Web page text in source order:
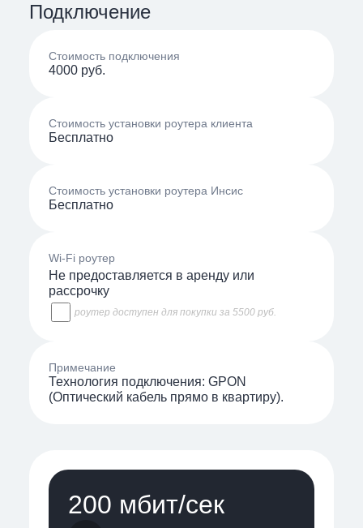
Подключение
Стоимость подключения
4000 руб.
Стоимость установки роутера клиента
Бесплатно
Стоимость установки роутера Инсис
Бесплатно
Wi-Fi роутер
Не предоставляется в аренду или
рассрочку
роутер доступен для покупки за 5500 руб.
Примечание
Технология подключения: GPON
(Оптический кабель прямо в квартиру).
200 мбит/cек